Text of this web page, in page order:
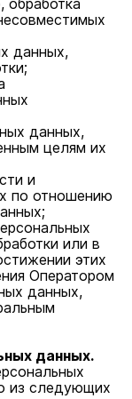
данных,
данных,
целям их
и
по отношению
или в
этих
Оператором
данных,
данных.
из следующих